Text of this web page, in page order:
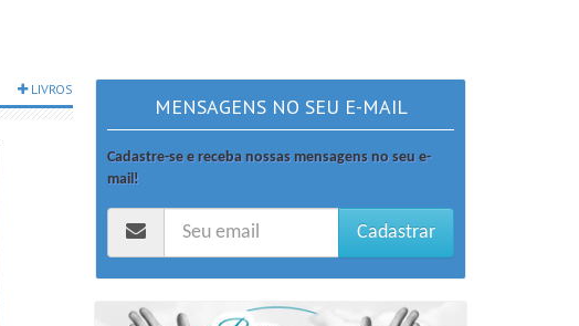
LIVROS
MENSAGENS NO SEU E-MAIL
Cadastre-se e receba nossas mensagens no seu e-
mail!
Cadastrar